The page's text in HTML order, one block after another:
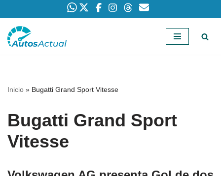
Saltar
Inicio » Bugatti Grand Sport Vitesse
Bugatti Grand Sport
Vitesse